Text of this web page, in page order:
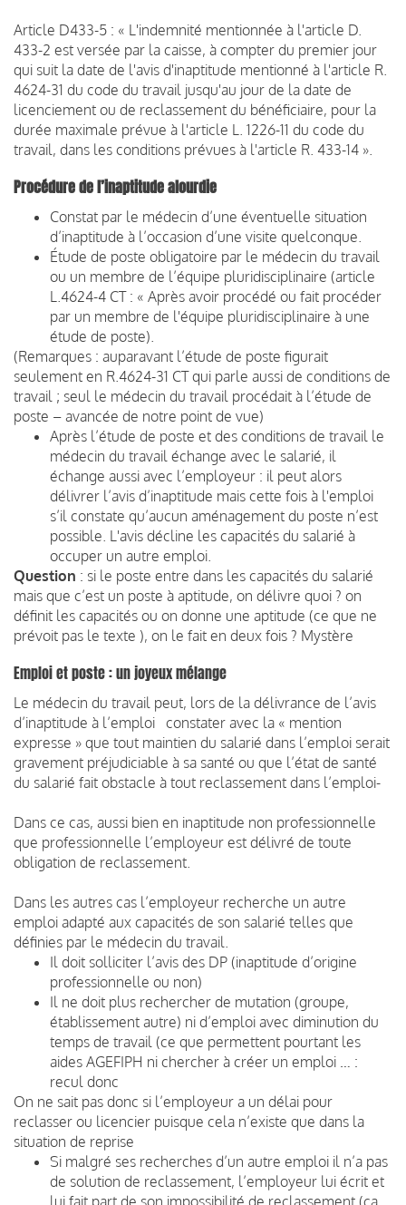
Article D433-5 : « L'indemnité mentionnée à l'article D.
433-2 est versée par la caisse, à compter du premier jour
qui suit la date de l'avis d'inaptitude mentionné à l'article R.
4624-31 du code du travail jusqu'au jour de la date de
licenciement ou de reclassement du bénéficiaire, pour la
durée maximale prévue à l'article L. 1226-11 du code du
travail, dans les conditions prévues à l'article R. 433-14 ».
Procédure de l’inaptitude alourdie
Constat par le médecin d’une éventuelle situation
d’inaptitude à l’occasion d’une visite quelconque.
Étude de poste obligatoire par le médecin du travail
ou un membre de l’équipe pluridisciplinaire (article
L.4624-4 CT : « Après avoir procédé ou fait procéder
par un membre de l'équipe pluridisciplinaire à une
étude de poste).
(Remarques : auparavant l’étude de poste figurait
seulement en R.4624-31 CT qui parle aussi de conditions de
travail ; seul le médecin du travail procédait à l’étude de
poste – avancée de notre point de vue)
Après l’étude de poste et des conditions de travail le
médecin du travail échange avec le salarié, il
échange aussi avec l’employeur : il peut alors
délivrer l’avis d’inaptitude mais cette fois à l'emploi
s’il constate qu’aucun aménagement du poste n’est
possible. L'avis décline les capacités du salarié à
occuper un autre emploi.
Question : si le poste entre dans les capacités du salarié
mais que c’est un poste à aptitude, on délivre quoi ? on
définit les capacités ou on donne une aptitude (ce que ne
prévoit pas le texte ), on le fait en deux fois ? Mystère
Emploi et poste : un joyeux mélange
Le médecin du travail peut, lors de la délivrance de l’avis
d’inaptitude à l’emploi constater avec la « mention
expresse » que tout maintien du salarié dans l’emploi serait
gravement préjudiciable à sa santé ou que l’état de santé
du salarié fait obstacle à tout reclassement dans l’emploi-
Dans ce cas, aussi bien en inaptitude non professionnelle
que professionnelle l’employeur est délivré de toute
obligation de reclassement.
Dans les autres cas l’employeur recherche un autre
emploi adapté aux capacités de son salarié telles que
définies par le médecin du travail.
Il doit solliciter l’avis des DP (inaptitude d’origine
professionnelle ou non)
Il ne doit plus rechercher de mutation (groupe,
établissement autre) ni d’emploi avec diminution du
temps de travail (ce que permettent pourtant les
aides AGEFIPH ni chercher à créer un emploi … :
recul donc
On ne sait pas donc si l’employeur a un délai pour
reclasser ou licencier puisque cela n’existe que dans la
situation de reprise
Si malgré ses recherches d’un autre emploi il n’a pas
de solution de reclassement, l’employeur lui écrit et
lui fait part de son impossibilité de reclassement (ca